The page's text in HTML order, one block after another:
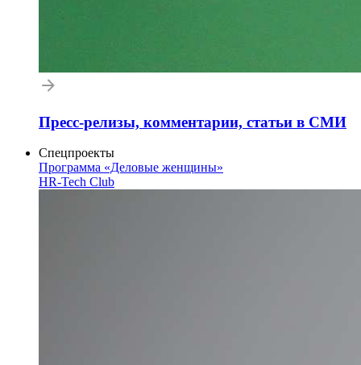
Пресс-релизы, комментарии, статьи в СМИ
Спецпроекты
Программа «Деловые женщины»
HR-Tech Club